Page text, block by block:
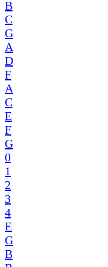
B
C
G
A
D
F
A
C
E
F
G
0
1
2
3
4
E
G
B